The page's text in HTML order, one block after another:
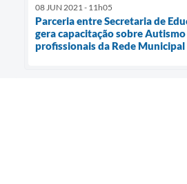
08 JUN 2021 - 11h05
Parceria entre Secretaria de
gera capacitação sobre
profissionais da Rede Municipal